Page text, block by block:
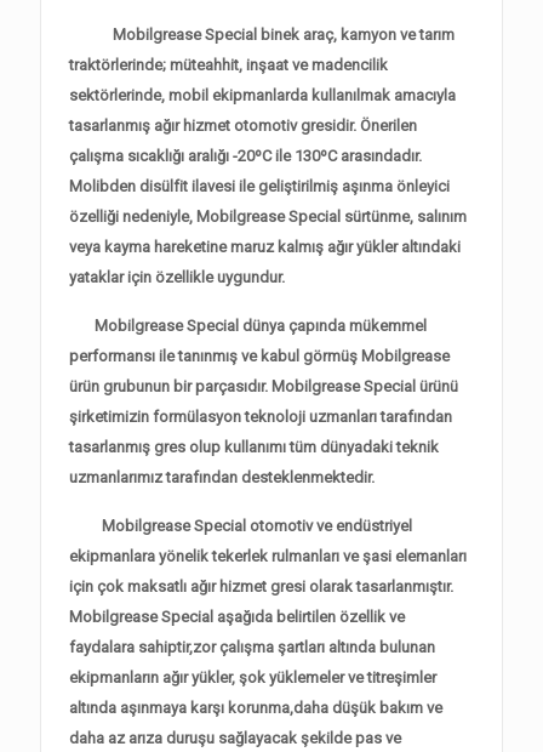
Mobilgrease Special binek araç, kamyon ve tarım
traktörlerinde; müteahhit, inşaat ve madencilik
sektörlerinde, mobil ekipmanlarda kullanılmak amacıyla
tasarlanmış ağır hizmet otomotiv gresidir. Önerilen
çalışma sıcaklığı aralığı -20ºC ile 130ºC arasındadır.
Molibden disülfit ilavesi ile geliştirilmiş aşınma önleyici
özelliği nedeniyle, Mobilgrease Special sürtünme, salınım
veya kayma hareketine maruz kalmış ağır yükler altındaki
yataklar için özellikle uygundur.
Mobilgrease Special dünya çapında mükemmel
performansı ile tanınmış ve kabul görmüş Mobilgrease
ürün grubunun bir parçasıdır. Mobilgrease Special ürünü
şirketimizin formülasyon teknoloji uzmanları tarafından
tasarlanmış gres olup kullanımı tüm dünyadaki teknik
uzmanlarımız tarafından desteklenmektedir.
Mobilgrease Special otomotiv ve endüstriyel
ekipmanlara yönelik tekerlek rulmanları ve şasi elemanları
için çok maksatlı ağır hizmet gresi olarak tasarlanmıştır.
Mobilgrease Special aşağıda belirtilen özellik ve
faydalara sahiptir,zor çalışma şartları altında bulunan
ekipmanların ağır yükler, şok yüklemeler ve titreşimler
altında aşınmaya karşı korunma,daha düşük bakım ve
daha az arıza duruşu sağlayacak şekilde pas ve